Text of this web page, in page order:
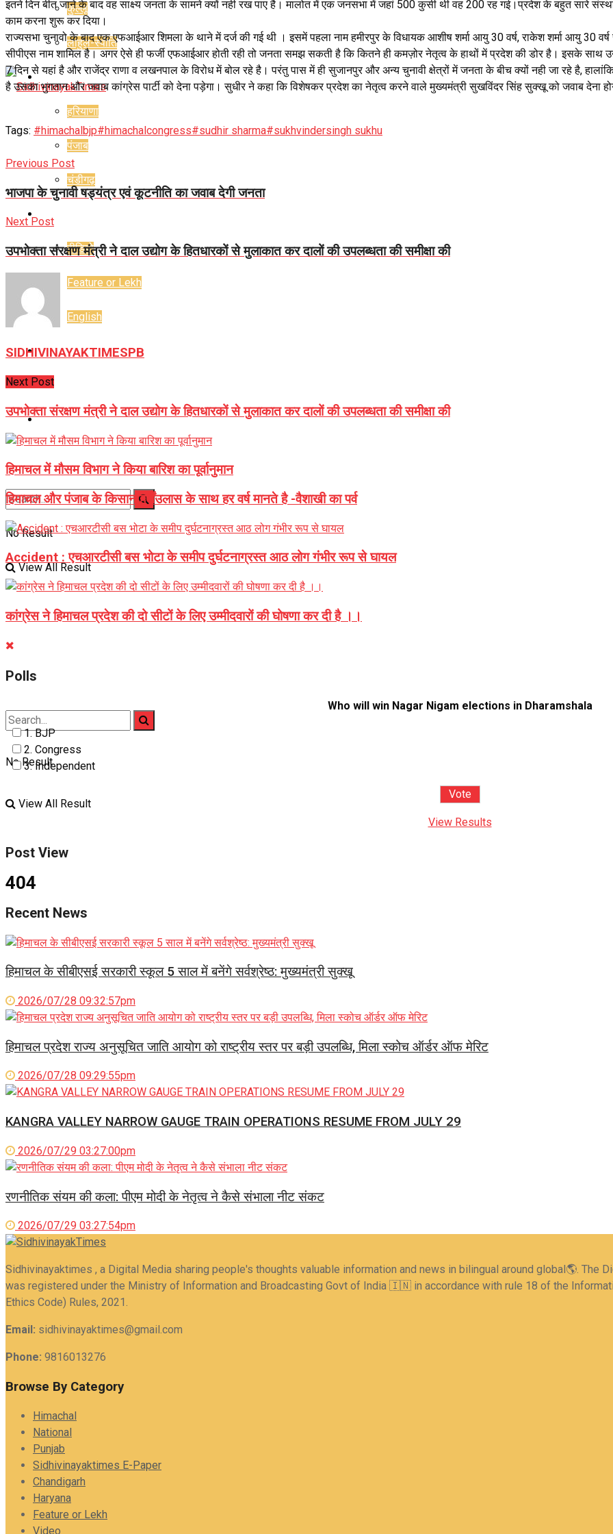
कुल्लू
लाहुल-स्पीति
राज्य
हरियाणा
पंजाब
चंडीगढ़
वीडियो
Feature or Lekh
English
E-Paper
Career
Jyotish Bhagya
No Result
View All Result
No Result
View All Result
इतने दिन बीत जाने के बाद वह साक्ष्य जनता के सामने क्यों नही रख पाए है। मालोत में एक जनसभा में जहां 500 कुर्सी थी वह 200 रह गई।प्रदेश के बहुत सारे
काम करना शुरू कर दिया।
राज्यसभा चुनावो के बाद एक एफआईआर शिमला के थाने में दर्ज की गई थी । इसमें पहला नाम हमीरपुर के विधायक आशीष शर्मा आयु 30 वर्ष, राकेश शर्मा आयु 30
सीपीएस नाम शामिल है। अगर ऐसे ही फर्जी एफआईआर होती रही तो जनता समझ सकती है कि कितने ही कमज़ोर नेतृत्व के हाथों में प्रदेश की डोर है। इसके साथ
7 दिन से यहां है और राजेंद्र राणा व लखनपाल के विरोध में बोल रहे है। परंतु पास में ही सुजानपुर और अन्य चुनावी क्षेत्रों में जनता के बीच क्यों नही जा रहे है,
है उसका भुगतान और जवाब कांग्रेस पार्टी को देना पड़ेगा। सुधीर ने कहा कि विशेषकर प्रदेश का नेतृत्व करने वाले मुख्यमंत्री सुखविंदर सिंह सुक्खू को जवाब देना
Tags: #himachalbjp#himachalcongress#sudhir sharma#sukhvindersingh sukhu
Previous Post
भाजपा के चुनावी षड्यंत्र एवं कूटनीति का जवाब देगी जनता
Next Post
उपभोक्ता संरक्षण मंत्री ने दाल उद्योग के हितधारकों से मुलाकात कर दालों की उपलब्धता की समीक्षा की
SIDHIVINAYAKTIMESPB
Next Post
उपभोक्ता संरक्षण मंत्री ने दाल उद्योग के हितधारकों से मुलाकात कर दालों की उपलब्धता की समीक्षा की
हिमाचल में मौसम विभाग ने किया बारिश का पूर्वानुमान
हिमाचल और पंजाब के किसान हर्षोंउलास के साथ हर वर्ष मानते है -वैशाखी का पर्व
Accident : एचआरटीसी बस भोटा के समीप दुर्घटनाग्रस्त आठ लोग गंभीर रूप से घायल
कांग्रेस ने हिमाचल प्रदेश की दो सीटों के लिए उम्मीदवारों की घोषणा कर दी है ।।
Polls
Who will win Nagar Nigam elections in Dharamshala
1. BJP
2. Congress
3. Independent
View Results
Post View
404
Recent News
हिमाचल के सीबीएसई सरकारी स्कूल 5 साल में बनेंगे सर्वश्रेष्ठ: मुख्यमंत्री सुक्खू
2026/07/28 09:32:57pm
हिमाचल प्रदेश राज्य अनुसूचित जाति आयोग को राष्ट्रीय स्तर पर बड़ी उपलब्धि, मिला स्कोच ऑर्डर ऑफ मेरिट
2026/07/28 09:29:55pm
KANGRA VALLEY NARROW GAUGE TRAIN OPERATIONS RESUME FROM JULY 29
2026/07/29 03:27:00pm
रणनीतिक संयम की कला: पीएम मोदी के नेतृत्व ने कैसे संभाला नीट संकट
2026/07/29 03:27:54pm
Sidhivinayaktimes , a Digital Media sharing people's thoughts valuable information and news in bilingual around global🌎. The
was registered under the Ministry of Information and Broadcasting Govt of India 🇮🇳 in accordance with rule 18 of the
Ethics Code) Rules, 2021.
Email: sidhivinayaktimes@gmail.com
Phone: 9816013276
Browse By Category
Himachal
National
Punjab
Sidhivinayaktimes E-Paper
Chandigarh
Haryana
Feature or Lekh
Video